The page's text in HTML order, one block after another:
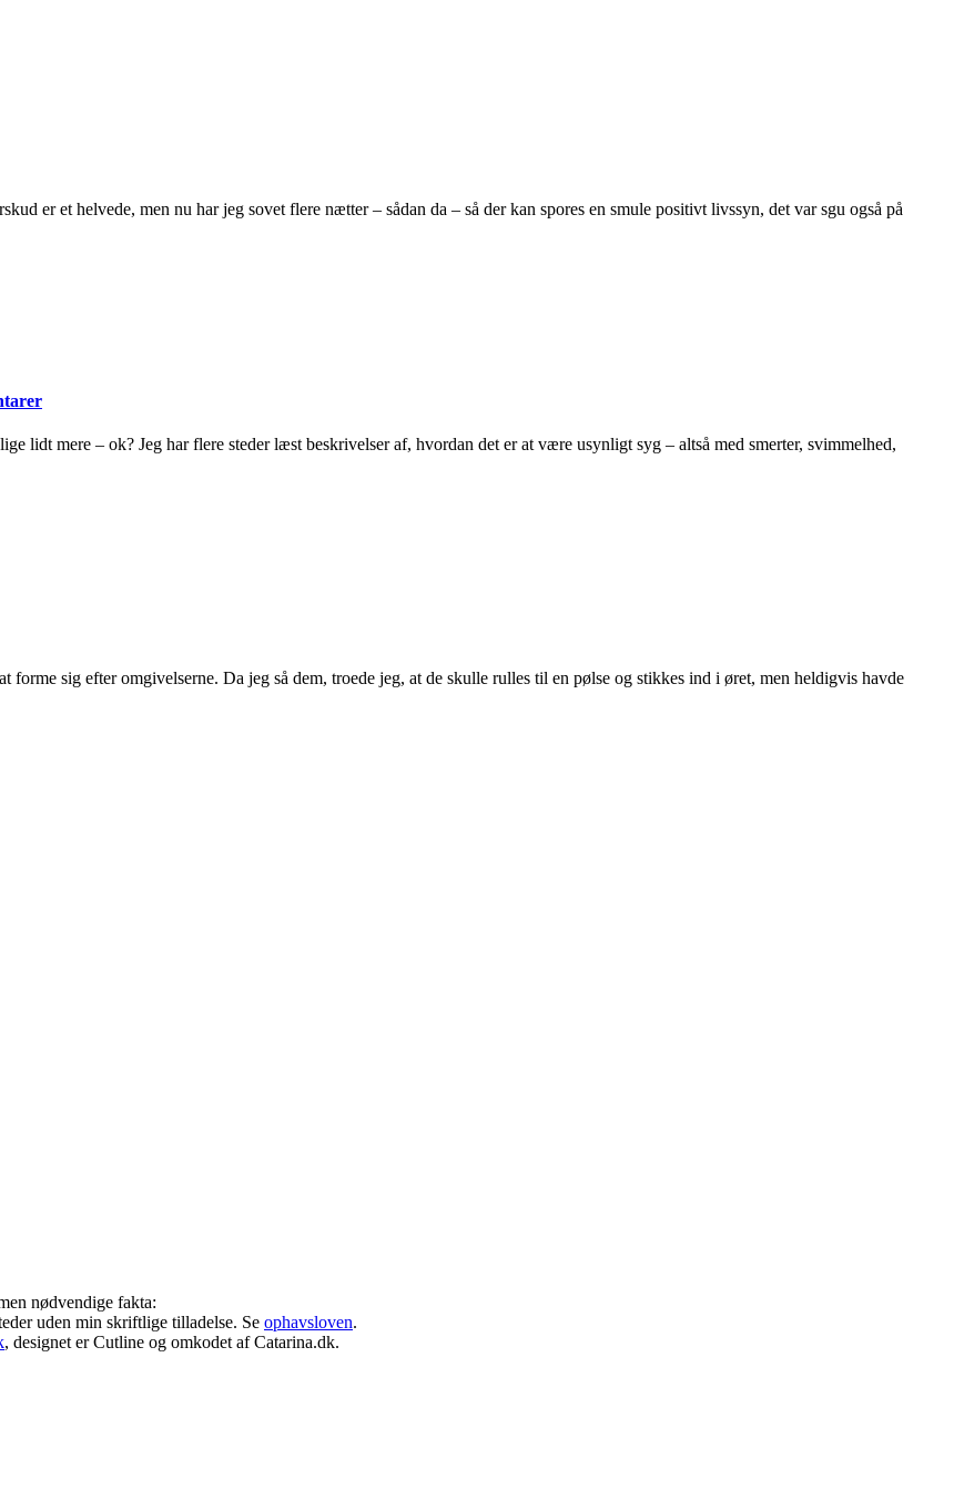
er et helvede, men nu har jeg sovet flere nætter – sådan da – så der kan spores en smule positivt livssyn, det var sgu også på
lidt mere – ok? Jeg har flere steder læst beskrivelser af, hvordan det er at være usynligt syg – altså med smerter, svimmelhed,
forme sig efter omgivelserne. Da jeg så dem, troede jeg, at de skulle rulles til en pølse og stikkes ind i øret, men heldigvis havde
nødvendige fakta:
uden min skriftlige tilladelse. Se ophavsloven.
, designet er Cutline og omkodet af Catarina.dk.